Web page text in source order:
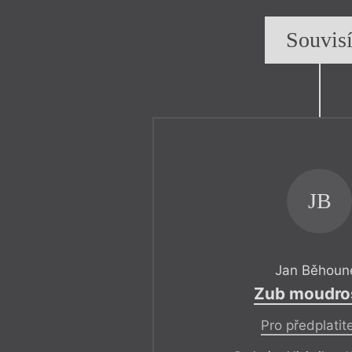
Souvisí
JB
Jan
Zub
Pro